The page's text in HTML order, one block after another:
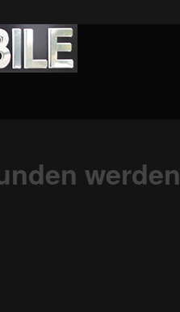
werden